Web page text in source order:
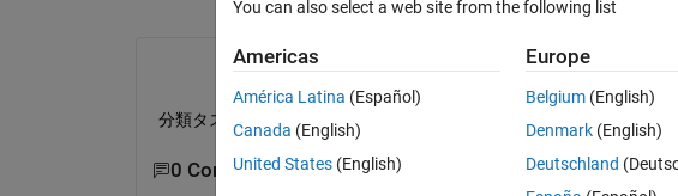
分類タスクでは、GoogleNetによる転移学習が有名ですが、セグメ
0 Comments
You can also select a web site from the following list
Americas
América Latina (Español)
Canada (English)
United States (English)
Europe
Belgium (English)
Denmark (English)
Deutschland